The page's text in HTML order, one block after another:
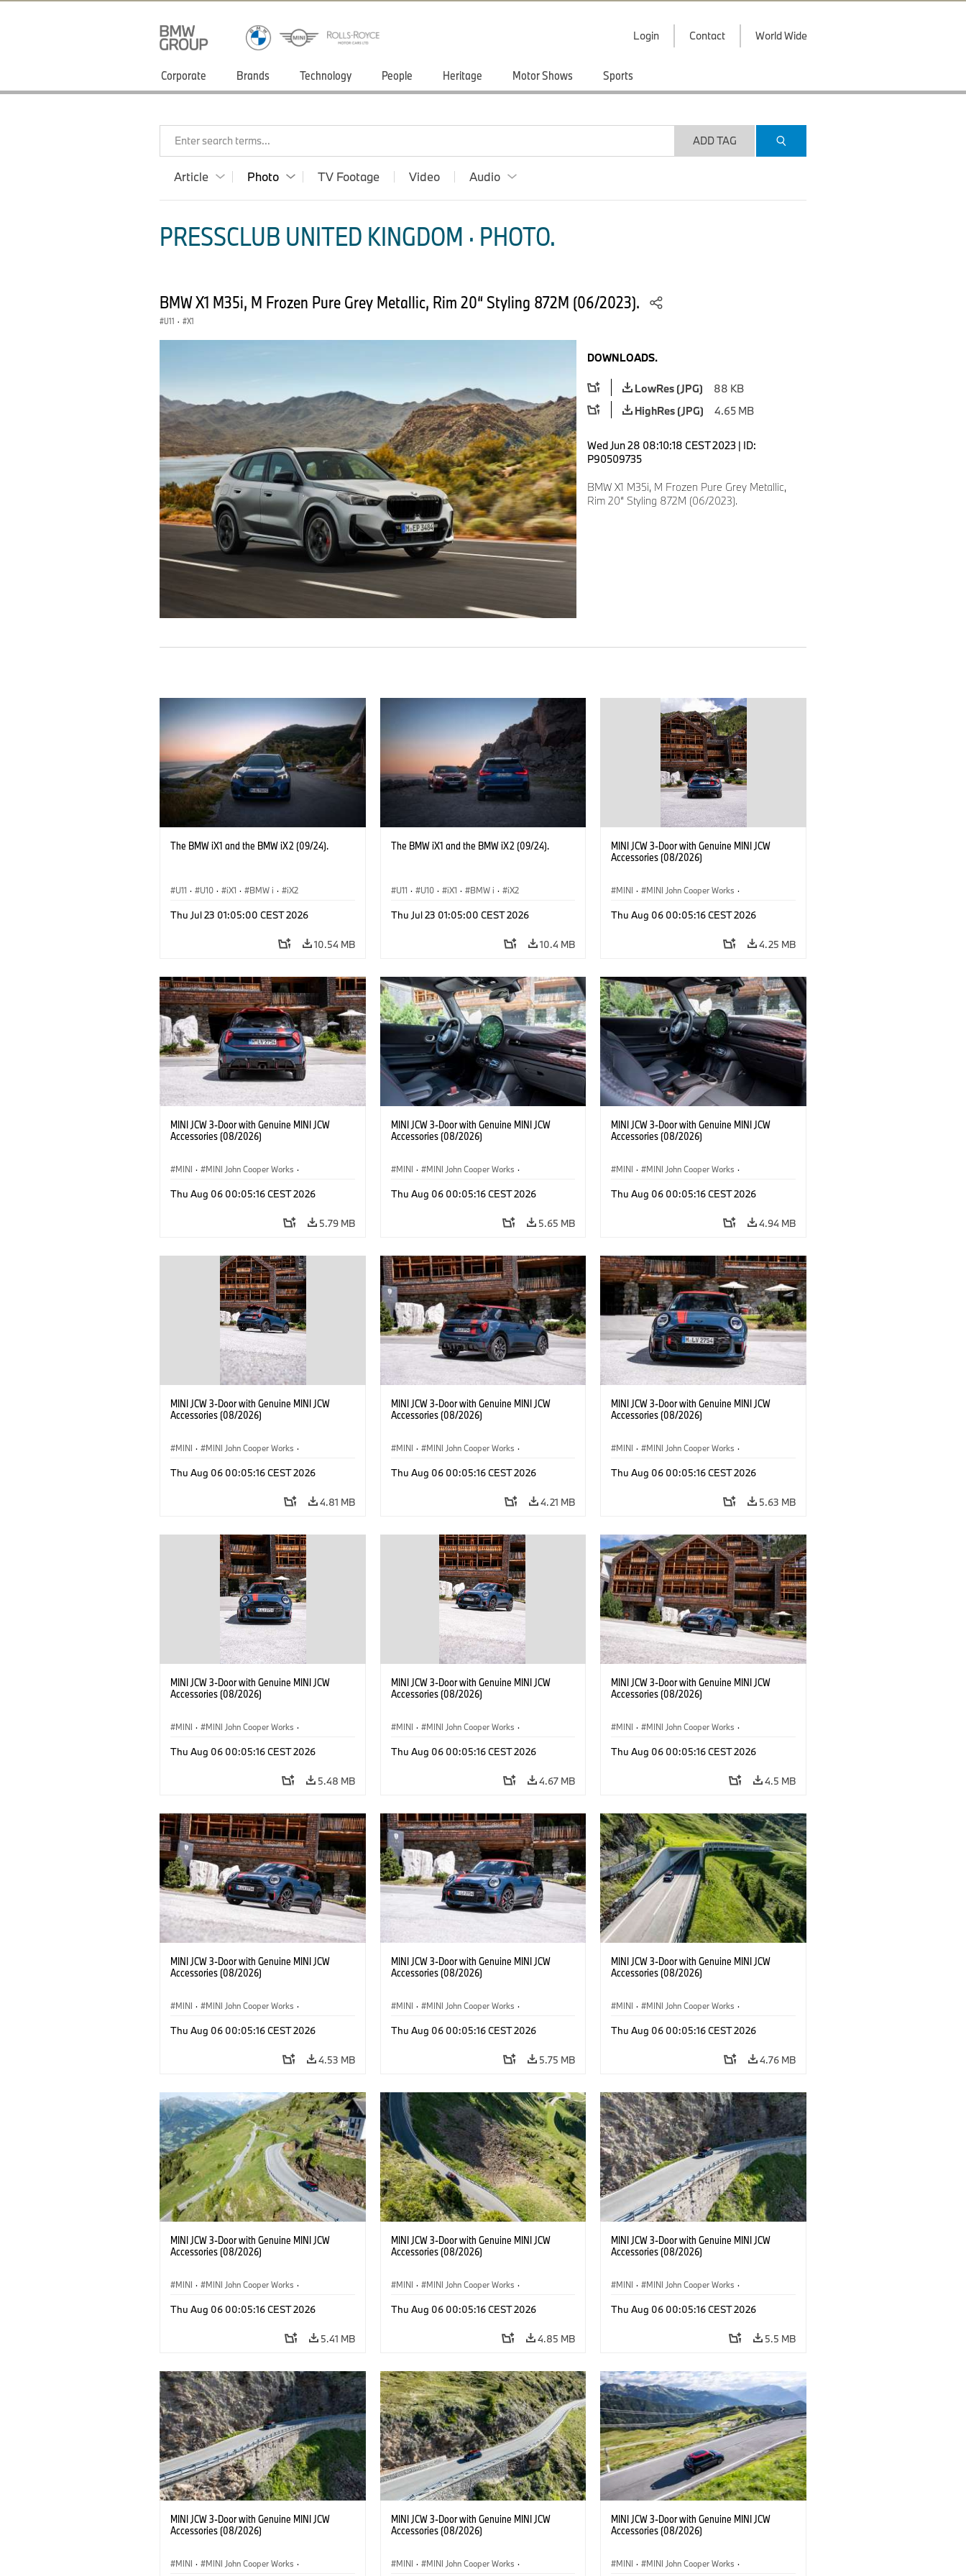
Login Contact World Wide
Corporate Brands Technology People Heritage Motor Shows Sports
Enter search terms... ADD TAG
Article Photo TV Footage Video Audio
PRESSCLUB UNITED KINGDOM · PHOTO.
BMW X1 M35i, M Frozen Pure Grey Metallic, Rim 20“ Styling 872M (06/2023).
U11 · X1
DOWNLOADS.
LowRes (JPG)
88 KB
HighRes (JPG)
4.65 MB
Wed Jun 28 08:10:18 CEST 2023 | ID:
P90509735
BMW X1 M35i, M Frozen Pure Grey Metallic,
Rim 20“ Styling 872M (06/2023).
The BMW iX1 and the BMW iX2 (09/24).
U11 · U10 · iX1 · BMW i · iX2
Thu Jul 23 01:05:00 CEST 2026
10.54 MB
The BMW iX1 and the BMW iX2 (09/24).
U11 · U10 · iX1 · BMW i · iX2
Thu Jul 23 01:05:00 CEST 2026
10.4 MB
MINI JCW 3-Door with Genuine MINI JCW
Accessories (08/2026)
MINI · MINI John Cooper Works ·
Optional Extras, Accessories
Thu Aug 06 00:05:16 CEST 2026
4.25 MB
MINI JCW 3-Door with Genuine MINI JCW
Accessories (08/2026)
MINI · MINI John Cooper Works ·
Optional Extras, Accessories
Thu Aug 06 00:05:16 CEST 2026
5.79 MB
MINI JCW 3-Door with Genuine MINI JCW
Accessories (08/2026)
MINI · MINI John Cooper Works ·
Optional Extras, Accessories
Thu Aug 06 00:05:16 CEST 2026
5.65 MB
MINI JCW 3-Door with Genuine MINI JCW
Accessories (08/2026)
MINI · MINI John Cooper Works ·
Optional Extras, Accessories
Thu Aug 06 00:05:16 CEST 2026
4.94 MB
MINI JCW 3-Door with Genuine MINI JCW
Accessories (08/2026)
MINI · MINI John Cooper Works ·
Optional Extras, Accessories
Thu Aug 06 00:05:16 CEST 2026
4.81 MB
MINI JCW 3-Door with Genuine MINI JCW
Accessories (08/2026)
MINI · MINI John Cooper Works ·
Optional Extras, Accessories
Thu Aug 06 00:05:16 CEST 2026
4.21 MB
MINI JCW 3-Door with Genuine MINI JCW
Accessories (08/2026)
MINI · MINI John Cooper Works ·
Optional Extras, Accessories
Thu Aug 06 00:05:16 CEST 2026
5.63 MB
MINI JCW 3-Door with Genuine MINI JCW
Accessories (08/2026)
MINI · MINI John Cooper Works ·
Optional Extras, Accessories
Thu Aug 06 00:05:16 CEST 2026
5.48 MB
MINI JCW 3-Door with Genuine MINI JCW
Accessories (08/2026)
MINI · MINI John Cooper Works ·
Optional Extras, Accessories
Thu Aug 06 00:05:16 CEST 2026
4.67 MB
MINI JCW 3-Door with Genuine MINI JCW
Accessories (08/2026)
MINI · MINI John Cooper Works ·
Optional Extras, Accessories
Thu Aug 06 00:05:16 CEST 2026
4.5 MB
MINI JCW 3-Door with Genuine MINI JCW
Accessories (08/2026)
MINI · MINI John Cooper Works ·
Optional Extras, Accessories
Thu Aug 06 00:05:16 CEST 2026
4.53 MB
MINI JCW 3-Door with Genuine MINI JCW
Accessories (08/2026)
MINI · MINI John Cooper Works ·
Optional Extras, Accessories
Thu Aug 06 00:05:16 CEST 2026
5.75 MB
MINI JCW 3-Door with Genuine MINI JCW
Accessories (08/2026)
MINI · MINI John Cooper Works ·
Optional Extras, Accessories
Thu Aug 06 00:05:16 CEST 2026
4.76 MB
MINI JCW 3-Door with Genuine MINI JCW
Accessories (08/2026)
MINI · MINI John Cooper Works ·
Optional Extras, Accessories
Thu Aug 06 00:05:16 CEST 2026
5.41 MB
MINI JCW 3-Door with Genuine MINI JCW
Accessories (08/2026)
MINI · MINI John Cooper Works ·
Optional Extras, Accessories
Thu Aug 06 00:05:16 CEST 2026
4.85 MB
MINI JCW 3-Door with Genuine MINI JCW
Accessories (08/2026)
MINI · MINI John Cooper Works ·
Optional Extras, Accessories
Thu Aug 06 00:05:16 CEST 2026
5.5 MB
MINI JCW 3-Door with Genuine MINI JCW
Accessories (08/2026)
MINI · MINI John Cooper Works ·
MINI JCW 3-Door with Genuine MINI JCW
Accessories (08/2026)
MINI · MINI John Cooper Works ·
MINI JCW 3-Door with Genuine MINI JCW
Accessories (08/2026)
MINI · MINI John Cooper Works ·